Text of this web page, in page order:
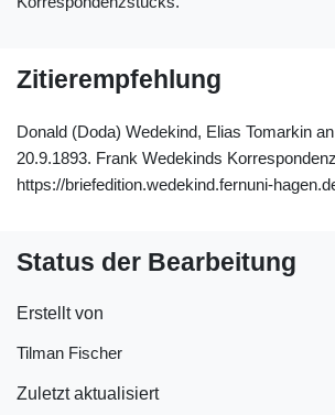
Zitierempfehlung
Donald (Doda) Wedekind, Elias Tomarkin
20.9.1893. Frank Wedekinds
https://briefedition.wedekind.fernuni-
Status der Bearbeitung
Erstellt von
Tilman Fischer
Zuletzt aktualisiert